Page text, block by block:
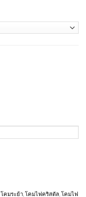
โคมระย้า โคมไฟคริสตัล โคมไฟ